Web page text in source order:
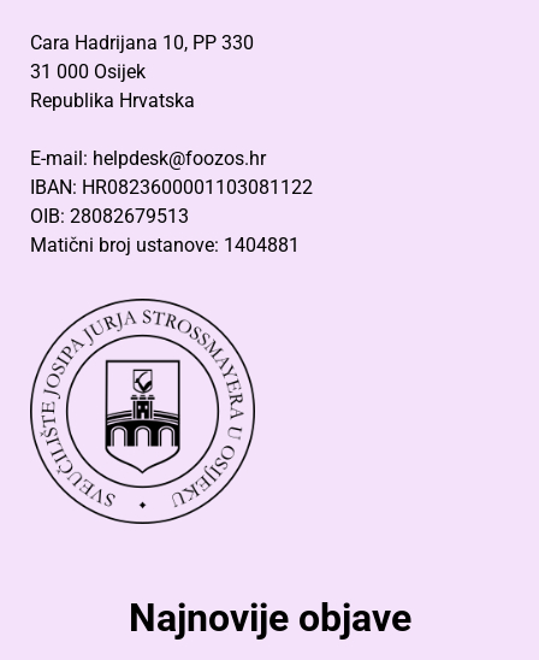
Cara Hadrijana 10, PP 330
31 000 Osijek
Republika Hrvatska
E-mail: helpdesk@foozos.hr
IBAN: HR0823600001103081122
OIB: 28082679513
Matični broj ustanove: 1404881
Najnovije objave